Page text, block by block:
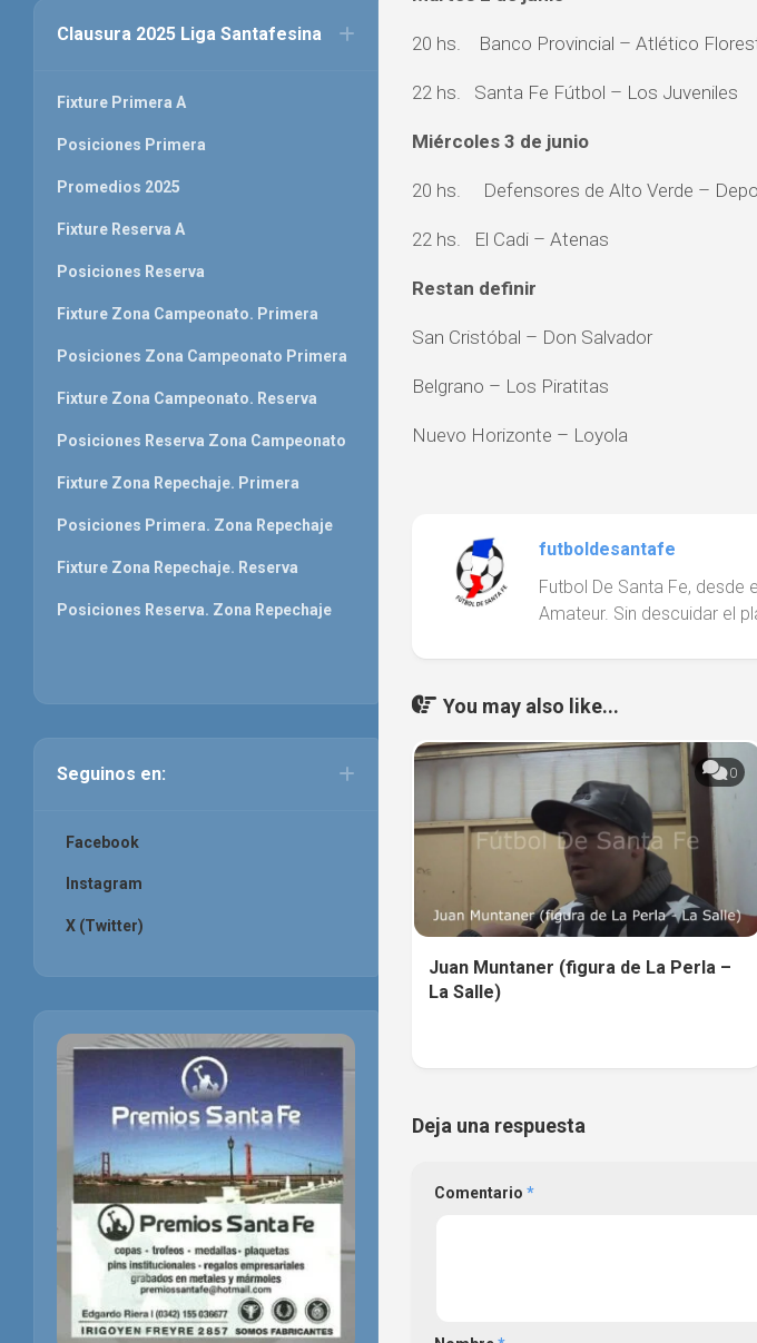
20 hs. Banco Provincial – Atlético
22 hs. Santa Fe Fútbol – Los Juveniles
Miércoles 3 de junio
20 hs. Defensores de Alto Verde –
22 hs. El Cadi – Atenas
Restan definir
San Cristóbal – Don Salvador
Belgrano – Los Piratitas
Nuevo Horizonte – Loyola
futboldesantafe
Futbol De Santa Fe, desde
Amateur. Sin descuidar el
You may also like...
0
Juan Muntaner (figura de La Perla –
La Salle)
Deja una respuesta
Comentario *
Clausura 2025 Liga Santafesina
Fixture Primera A
Posiciones Primera
Promedios 2025
Fixture Reserva A
Posiciones Reserva
Fixture Zona Campeonato. Primera
Posiciones Zona Campeonato Primera
Fixture Zona Campeonato. Reserva
Posiciones Reserva Zona Campeonato
Fixture Zona Repechaje. Primera
Posiciones Primera. Zona Repechaje
Fixture Zona Repechaje. Reserva
Posiciones Reserva. Zona Repechaje
Seguinos en:
Facebook
Instagram
X (Twitter)